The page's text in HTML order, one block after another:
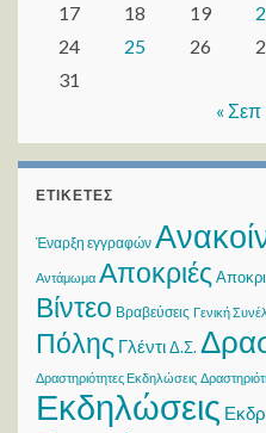
17
18 19
24
25 26
31
« Σεπ
ΕΤΙΚΈΤΕΣ
Έναρξη εγγραφών
Αντάμωμα Αποκριές
Βίντεο Βραβεύσεις Γενική
Πόλης ΓλέντιΔ.Σ.
Δραστηριότητες Εκδηλώσεις
Εκδηλώσεις